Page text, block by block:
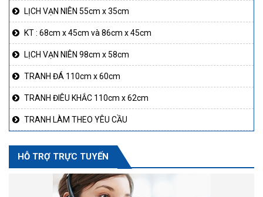
LỊCH VẠN NIÊN 55cm x 35cm
KT : 68cm x 45cm và 86cm x 45cm
LỊCH VẠN NIÊN 98cm x 58cm
TRANH ĐÁ 110cm x 60cm
TRANH ĐIÊU KHẮC 110cm x 62cm
TRANH LÀM THEO YÊU CẦU
HỖ TRỢ TRỰC TUYẾN